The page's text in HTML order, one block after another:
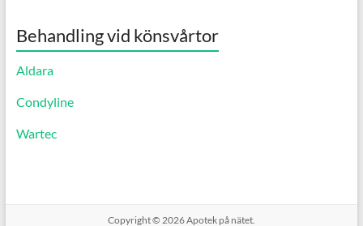
Behandling vid könsvårtor
Aldara
Condyline
Wartec
Copyright © 2026Apotek på nätet.